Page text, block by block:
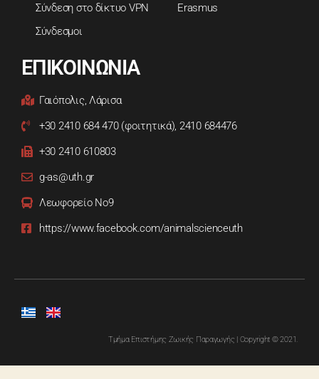
Σύνδεση στο δίκτυο VPN
Erasmus
Σύνδεσμοι
ΕΠΙΚΟΙΝΩΝΙΑ
Γαιόπολις, Λάρισα
+30 2410 684 470 (φοιτητικά), 2410 684476
+30 2410 610803
g-as@uth.gr
Λεωφορείο Νο9
https://www.facebook.com/animalscienceuth
Τμήμα Επιστήμης Ζωικής Παραγωγής | Copyright © 2021.